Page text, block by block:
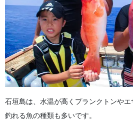
石垣島は、水温が高くプランクトンや
釣れる魚の種類も多いです。